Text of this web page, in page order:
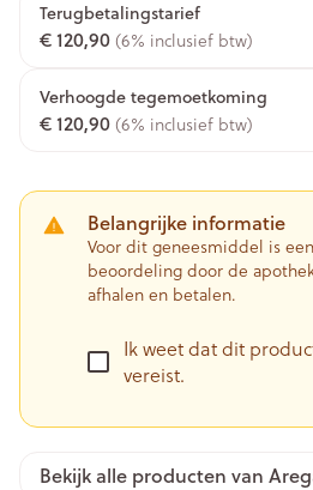
Terugbetalingstarief
€ 120,90 (6% inclusief btw)
Verhoogde tegemoetkoming
€ 120,90 (6% inclusief btw)
Belangrijke informatie
Voor dit geneesmiddel is
beoordeling door de
afhalen en betalen.
Ik weet dat dit
vereist.
Bekijk alle producten van